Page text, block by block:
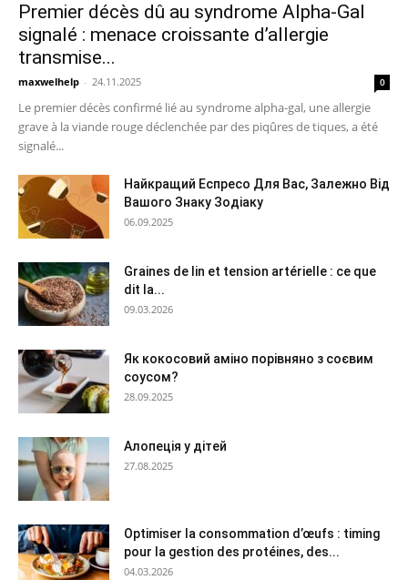
Premier décès dû au syndrome Alpha-Gal
signalé : menace croissante d’allergie
transmise...
maxwelhelp - 24.11.2025 0
Le premier décès confirmé lié au syndrome alpha-gal, une allergie
grave à la viande rouge déclenchée par des piqûres de tiques, a été
signalé...
Найкращий Еспресо Для Вас, Залежно Від
Вашого Знаку Зодіаку
06.09.2025
Graines de lin et tension artérielle : ce que
dit la...
09.03.2026
Як кокосовий аміно порівняно з соєвим
соусом?
28.09.2025
Алопеція у дітей
27.08.2025
Optimiser la consommation d’œufs : timing
pour la gestion des protéines, des...
04.03.2026